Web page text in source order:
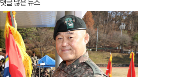
댓글 많은 뉴스